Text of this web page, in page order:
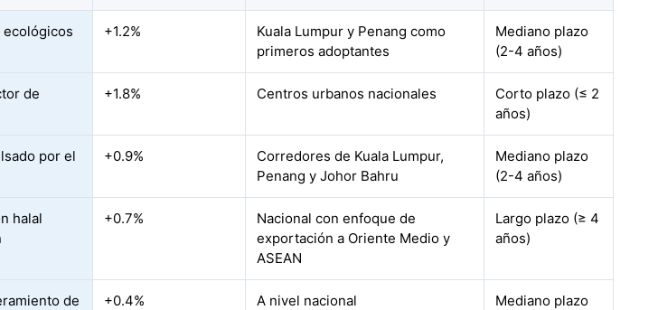
ecológicos
+1.2%
Kuala Lumpur y Penang como
primeros adoptantes
Mediano plazo
(2-4 años)
de
+1.8% Centros urbanos nacionales
Corto plazo (≤ 2
años)
por el
+0.9%
Corredores de Kuala Lumpur,
Penang y Johor Bahru
Mediano plazo
(2-4 años)
halal
+0.7%
Nacional con enfoque de
exportación a Oriente Medio y
ASEAN
Largo plazo (≥ 4
años)
de
+0.4% A nivel nacional
Mediano plazo